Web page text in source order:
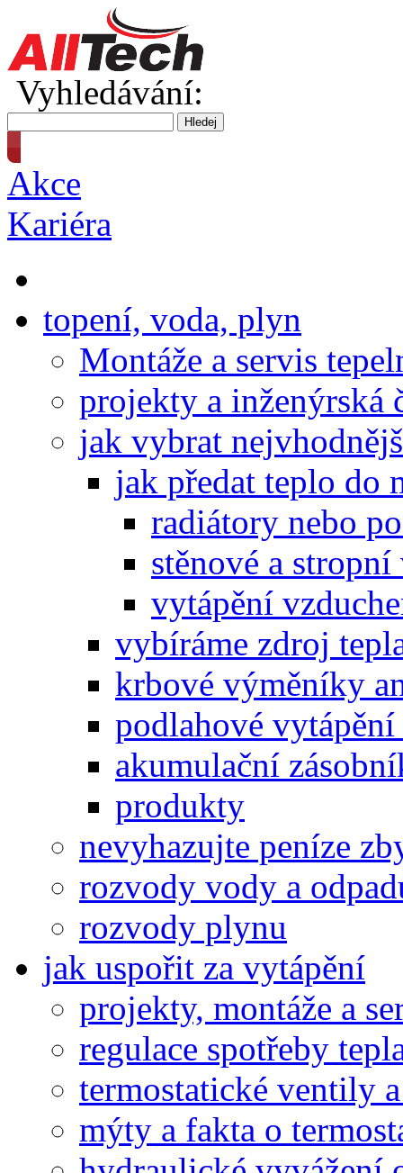
Vyhledávání:
Akce
Kariéra
topení, voda, plyn
Montáže a servis
projekty a inženýrská
jak vybrat
jak předat teplo do
radiátory nebo
stěnové a
vytápění
vybíráme zdroj
krbové výměníky
podlahové
akumulační
produkty
nevyhazujte peníze
rozvody vody a
rozvody plynu
jak uspořit za vytápění
projekty, montáže a
regulace spotřeby
termostatické ventily
mýty a fakta o